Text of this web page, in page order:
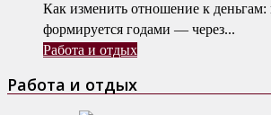
Как изменить отношение к
формируется годами — через...
Работа и отдых
Работа и отдых